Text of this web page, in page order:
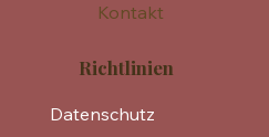
Kontakt
Richtlinien
Datenschutz